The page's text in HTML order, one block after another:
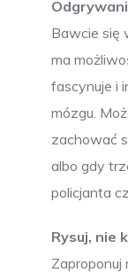
Bawcie się
ma
fascynuje i
mózgu.
zachować
albo gdy
policjanta
Rysuj, nie
Zaproponuj